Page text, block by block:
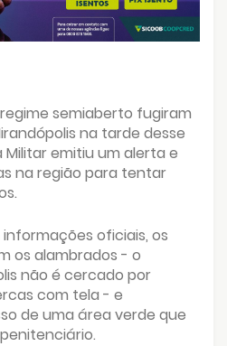
semiaberto fugiram
na tarde desse
Militar emitiu um alerta e
na região para tentar
oficiais, os
os alambrados - o
não é cercado por
com tela - e
de uma área verde que